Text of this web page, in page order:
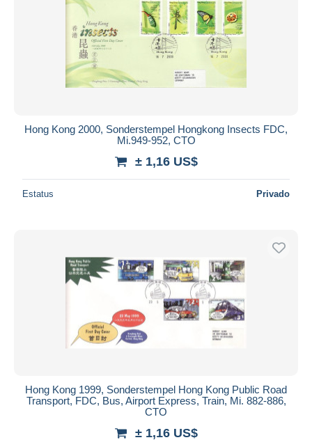
Hong Kong 2000, Sonderstempel Hongkong Insects FDC,
Mi.949-952, CTO
± 1,16 US$
Estatus Privado
Hong Kong 1999, Sonderstempel Hong Kong Public Road
Transport, FDC, Bus, Airport Express, Train, Mi. 882-886,
CTO
± 1,16 US$